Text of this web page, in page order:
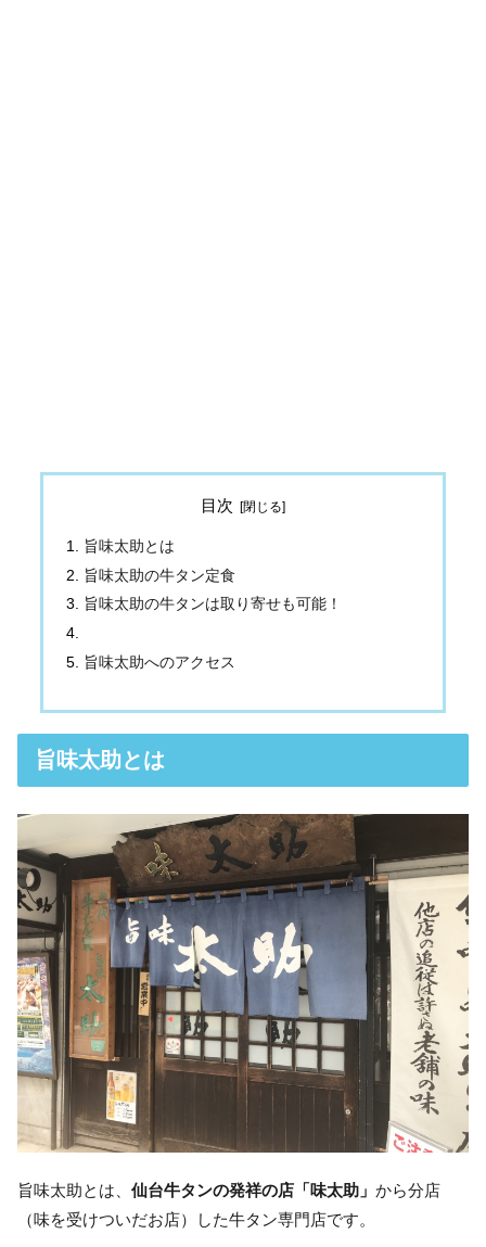
目次
旨味太助とは
旨味太助の牛タン定食
旨味太助の牛タンは取り寄せも可能！
旨味太助へのアクセス
旨味太助とは
旨味太助とは、 仙台牛タンの発祥の店「味太助」 から分店
（味を受けついだお店）した牛タン専門店です。